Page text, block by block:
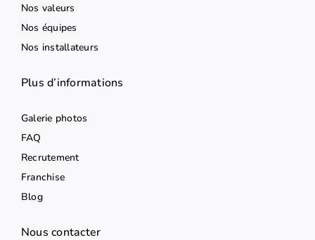
Nos valeurs
Nos équipes
Nos installateurs
Plus d’informations
Galerie photos
FAQ
Recrutement
Franchise
Blog
Nous contacter